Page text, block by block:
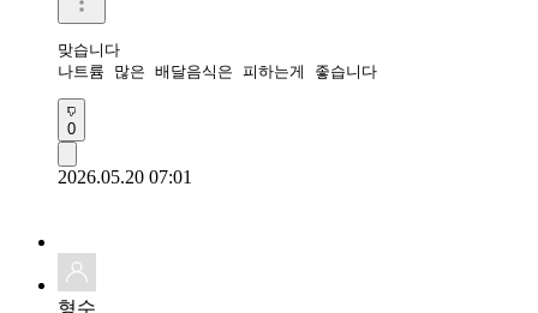
맞습니다
나트륨 많은 배달음식은 피하는게 좋습니다
0
2026.05.20 07:01
형수